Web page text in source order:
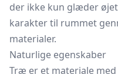
der ikke kun glæder
karakter til rummet
materialer.
Naturlige egenskaber
Træ er et materiale